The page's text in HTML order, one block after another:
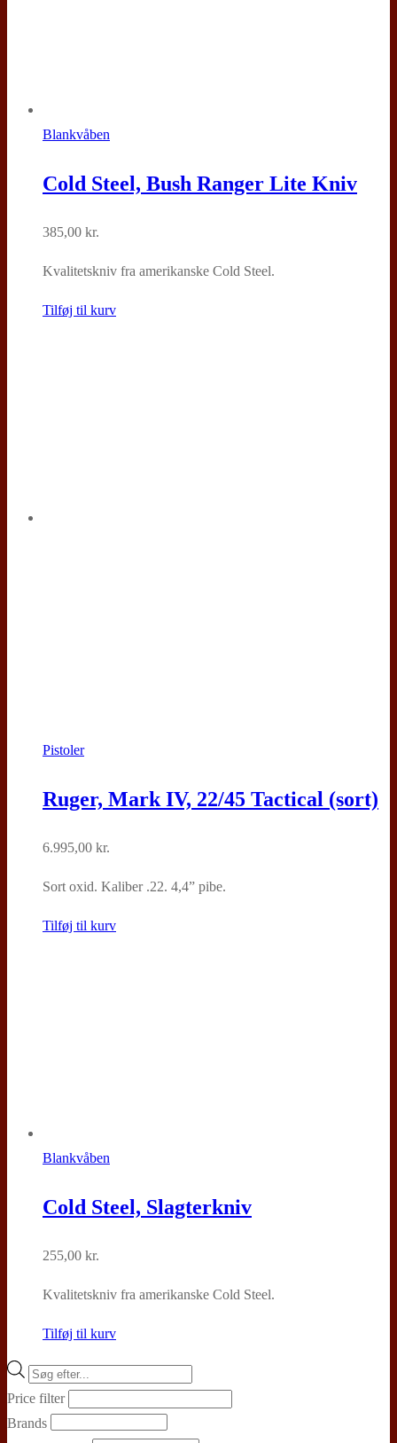
Blankvåben
Cold Steel, Bush Ranger Lite Kniv
385,00 kr.
Kvalitetskniv fra amerikanske Cold Steel.
Tilføj til kurv
Pistoler
Ruger, Mark IV, 22/45 Tactical (sort)
6.995,00 kr.
Sort oxid. Kaliber .22. 4,4” pibe.
Tilføj til kurv
Blankvåben
Cold Steel, Slagterkniv
255,00 kr.
Kvalitetskniv fra amerikanske Cold Steel.
Tilføj til kurv
Products
search
Price filter
Brands